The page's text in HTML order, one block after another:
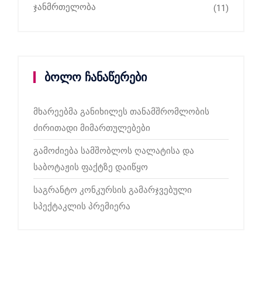
ჯანმრთელობა (11)
ბოლო ჩანაწერები
მხარეებმა განიხილეს თანამშრომლობის
ძირითადი მიმართულებები
გამოძიება სამშობლოს ღალატისა და
საბოტაჟის ფაქტზე დაიწყო
საგრანტო კონკურსის გამარჯვებული
სპექტაკლის პრემიერა